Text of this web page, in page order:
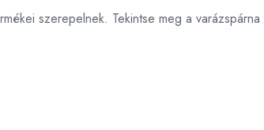
szerepelnek. Tekintse meg a varázspárna